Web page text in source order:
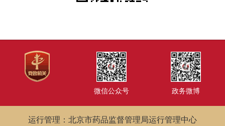
微信公众号 政务微博
运行管理：北京市药品监督管理局运行管理中心